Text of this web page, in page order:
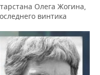
Олега Жогина,
винтика